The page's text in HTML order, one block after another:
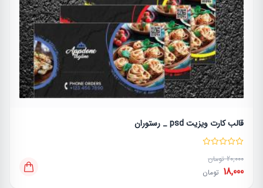
قالب کارت ویزیت psd _ رستوران
20,000 تومان
18,000 تومان